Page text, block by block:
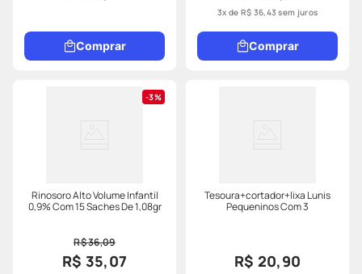
Comprar
3x de R$ 36,43 sem juros
Comprar
3%
Rinosoro Alto Volume Infantil
0,9% Com 15 Saches De 1,08gr
R$ 36,09
R$ 35,07
Tesoura+cortador+lixa Lunis
Pequeninos Com 3
R$ 20,90